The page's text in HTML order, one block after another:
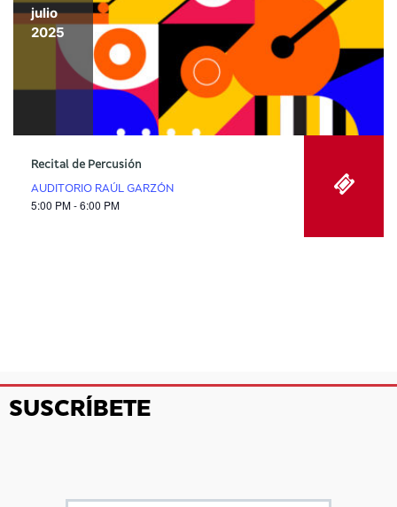
julio
2025
Recital de Percusión
AUDITORIO RAÚL GARZÓN
5:00 PM - 6:00 PM
SUSCRÍBETE